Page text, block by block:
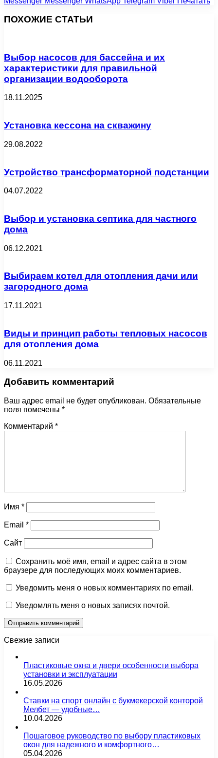
ПОХОЖИЕ СТАТЬИ
Выбор насосов для бассейна и их
характеристики для правильной
организации водооборота
18.11.2025
Установка кессона на скважину
29.08.2022
Устройство трансформаторной подстанции
04.07.2022
Выбор и установка септика для частного
дома
06.12.2021
Выбираем котел для отопления дачи или
загородного дома
17.11.2021
Виды и принцип работы тепловых насосов
для отопления дома
06.11.2021
Добавить комментарий
Ваш адрес email не будет опубликован. Обязательные
поля помечены *
Комментарий *
Имя *
Email *
Сайт
Сохранить моё имя, email и адрес сайта в этом
браузере для последующих моих комментариев.
Уведомить меня о новых комментариях по email.
Уведомлять меня о новых записях почтой.
Свежие записи
Пластиковые окна и двери особенности выбора
установки и эксплуатации
16.05.2026
Ставки на спорт онлайн с букмекерской конторой
Мелбет — удобные…
10.04.2026
Пошаговое руководство по выбору пластиковых
окон для надежного и комфортного…
05.04.2026